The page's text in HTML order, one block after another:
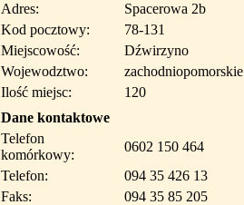
Adres:
Spacerowa 2b
Kod pocztowy:
78-131
Miejscowość:
Dźwirzyno
Wojewodztwo:
zachodniopomorskie
Ilość miejsc:
120
Dane kontaktowe
Telefon
komórkowy:
0602 150 464
Telefon:
094 35 426 13
Faks:
094 35 85 205